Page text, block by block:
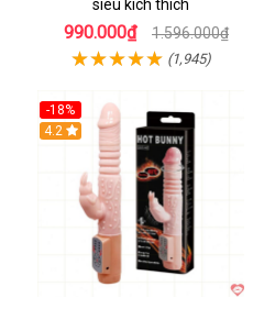
siêu kích thích
990.000₫ 1.596.000₫
(1,945)
-18%
Hot
4.2